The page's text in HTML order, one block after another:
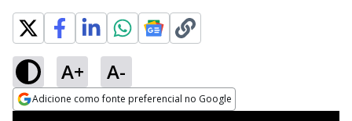
A+ A-
Adicione como fonte preferencial no Google